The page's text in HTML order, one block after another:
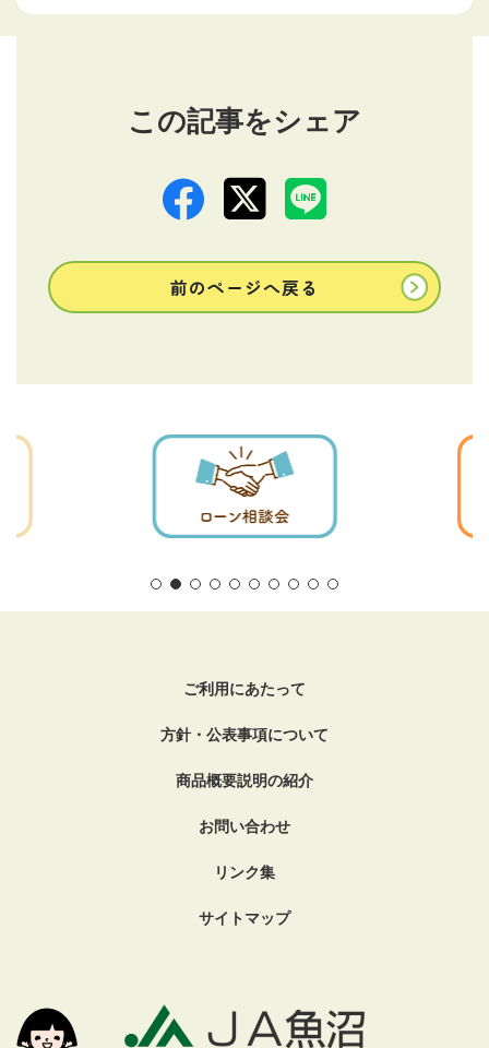
この記事をシェア
前のページへ戻る
ご利用にあたって
方針・公表事項について
商品概要説明の紹介
お問い合わせ
リンク集
サイトマップ